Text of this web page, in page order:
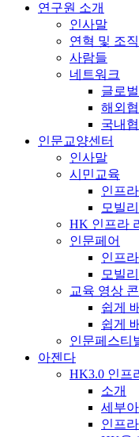
연구원 소개
인사말
연혁 및 조직
사람들
네트워크
글로
해외
국내
인문교양센터
인사말
시민교육
인프
모빌
HK 인프라
인문페어
인프
모빌
교육 영상
쉽게
쉽게
인문페스티
아젠다
HK3.0 인프
소개
세부
인프